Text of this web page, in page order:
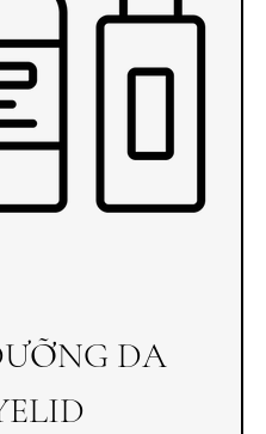
DA